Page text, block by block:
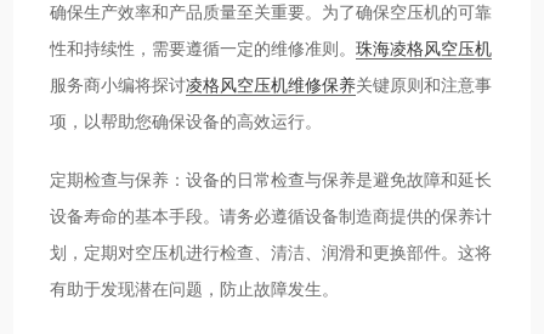
确保生产效率和产品质量至关重要。为了确保空压机的可靠
性和持续性，需要遵循一定的维修准则。珠海凌格风空压机
服务商小编将探讨凌格风空压机维修保养关键原则和注意事
项，以帮助您确保设备的高效运行。
定期检查与保养：设备的日常检查与保养是避免故障和延长
设备寿命的基本手段。请务必遵循设备制造商提供的保养计
划，定期对空压机进行检查、清洁、润滑和更换部件。这将
有助于发现潜在问题，防止故障发生。